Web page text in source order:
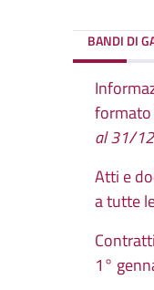
BANDI DI
al 31/
Atti e
a tutte
1°